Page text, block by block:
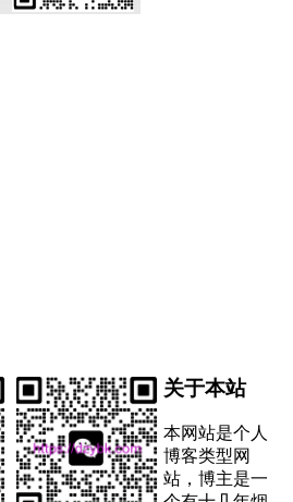
关于本站
本网站是个人
博客类型网
站，博主是一